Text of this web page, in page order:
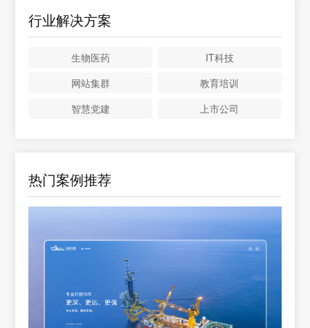
行业解决方案
生物医药
IT科技
网站集群
教育培训
智慧党建
上市公司
热门案例推荐